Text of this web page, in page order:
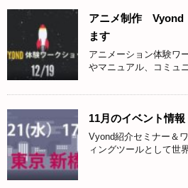
アニメ制作 Vyond
ます
アニメーション体験ワ
やマニュアル、コミュ
11月のイベント情
Vyond紹介セミナー＆
ィングツールとして世